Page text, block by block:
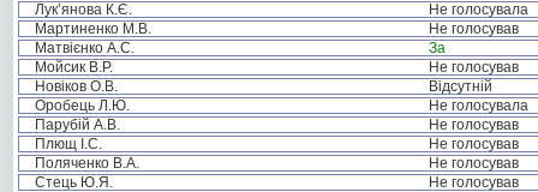
Лук’янова К.Є.
Не голосувала
Мартиненко М.В.
Не голосував
Матвієнко А.С.
За
Мойсик В.Р.
Не голосував
Новіков О.В.
Відсутній
Оробець Л.Ю.
Не голосувала
Парубій А.В.
Не голосував
Плющ І.С.
Не голосував
Поляченко В.А.
Не голосував
Стець Ю.Я.
Не голосував